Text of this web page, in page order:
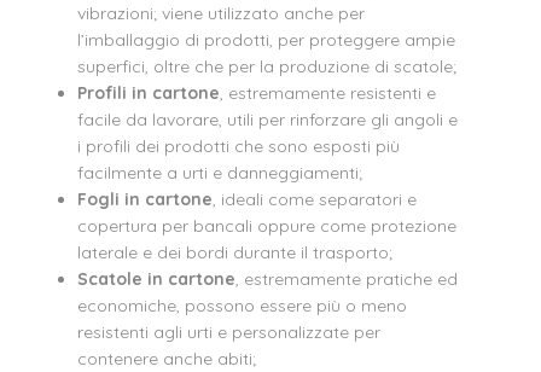
vibrazioni; viene utilizzato anche per
l’imballaggio di prodotti, per proteggere ampie
superfici, oltre che per la produzione di scatole;
Profili in cartone, estremamente resistenti e
facile da lavorare, utili per rinforzare gli angoli e
i profili dei prodotti che sono esposti più
facilmente a urti e danneggiamenti;
Fogli in cartone, ideali come separatori e
copertura per bancali oppure come protezione
laterale e dei bordi durante il trasporto;
Scatole in cartone, estremamente pratiche ed
economiche, possono essere più o meno
resistenti agli urti e personalizzate per
contenere anche abiti;